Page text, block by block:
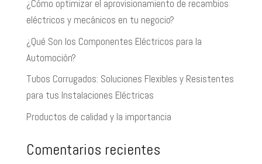
¿Cómo optimizar el aprovisionamiento de recambios
eléctricos y mecánicos en tu negocio?
¿Qué Son los Componentes Eléctricos para la
Automoción?
Tubos Corrugados: Soluciones Flexibles y Resistentes
para tus Instalaciones Eléctricas
Productos de calidad y la importancia
Comentarios recientes